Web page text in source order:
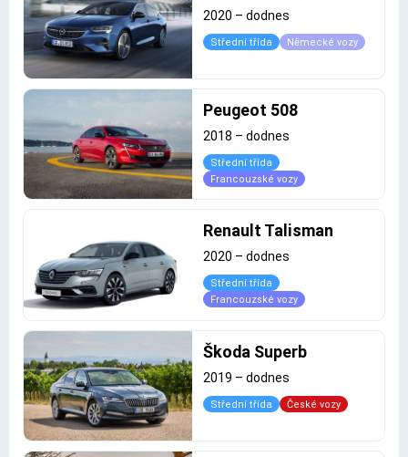
2020 – dodnes
Střední třída Německé vozy
Peugeot 508
2018 – dodnes
Střední třída
Francouzské vozy
Renault Talisman
2020 – dodnes
Střední třída
Francouzské vozy
Škoda Superb
2019 – dodnes
Střední třída České vozy